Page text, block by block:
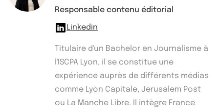
Responsable contenu éditorial
Linkedin
Titulaire d'un Bachelor en Journalisme à
l'ISCPA Lyon, il se constitue une
expérience auprès de différents médias
comme Lyon Capitale, Jerusalem Post
ou La Manche Libre. Il intègre France